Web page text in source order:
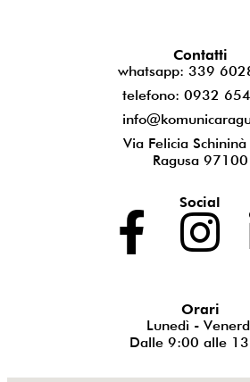
Contatti
whatsapp: 339
telefono: 0932
Via Felicia
Ragusa 97100
Social
Orari
Lunedì -
Dalle 9:00 alle